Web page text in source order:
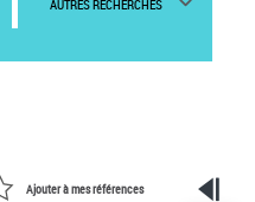
AUTRES RECHERCHES
Ajouter à mes références